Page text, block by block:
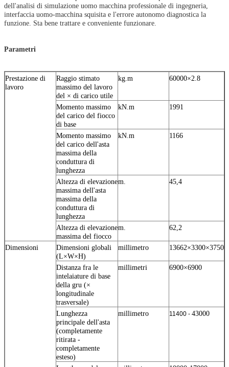
dell'analisi di simulazione uomo macchina professionale di ingegneria,
interfaccia uomo-macchina squisita e l'errore autonomo diagnostica la
funzione. Sta bene trattare e conveniente funzionare.
Parametri
Prestazione di
lavoro
Raggio stimato
massimo del lavoro
del × di carico utile
kg.m 60000×2.8
Momento massimo
del carico del fiocco
di base
kN.m 1991
Momento massimo
del carico dell'asta
massima della
conduttura di
lunghezza
kN.m 1166
Altezza di elevazione
massima dell'asta
massima della
conduttura di
lunghezza
m. 45,4
Altezza di elevazione
massima del fiocco
m. 62,2
Dimensioni
Dimensioni globali
(L×W×H)
millimetro 13662×3300×3750
Distanza fra le
intelaiature di base
della gru (×
longitudinale
trasversale)
millimetri 6900×6900
Lunghezza
principale dell'asta
(completamente
ritirata -
completamente
esteso)
millimetro 11400 - 43000